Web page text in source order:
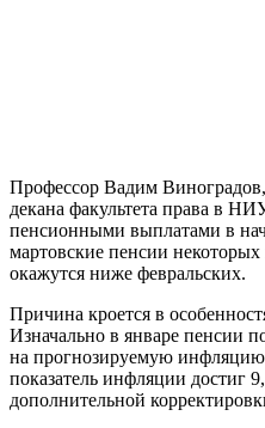
Профессор Вадим
декана факультета права в
пенсионными выплатами в
мартовские пенсии
окажутся ниже февральских.
Причина кроется в
Изначально в январе пенсии
на прогнозируемую
показатель инфляции достиг
дополнительной